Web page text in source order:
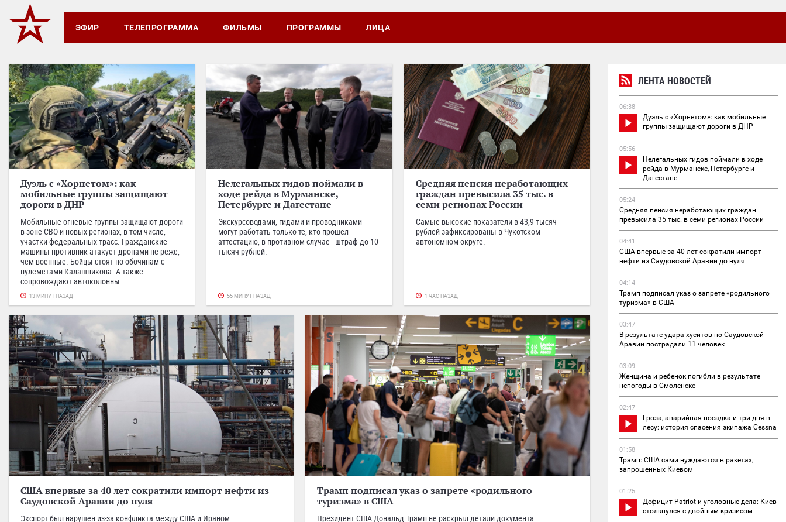
ЭФИР ТЕЛЕПРОГРАММА ФИЛЬМЫ ПРОГРАММЫ ЛИЦА
Дуэль с «Хорнетом»: как
мобильные группы защищают
дороги в ДНР
Мобильные огневые группы защищают дороги
в зоне СВО и новых регионах, в том числе,
участки федеральных трасс. Гражданские
машины противник атакует дронами не реже,
чем военные. Бойцы стоят по обочинам с
пулеметами Калашникова. А также -
сопровождают автоколонны.
13 МИНУТ НАЗАД
Нелегальных гидов поймали в
ходе рейда в Мурманске,
Петербурге и Дагестане
Экскурсоводами, гидами и проводниками
могут работать только те, кто прошел
аттестацию, в противном случае - штраф до 10
тысяч рублей.
55 МИНУТ НАЗАД
Средняя пенсия неработающих
граждан превысила 35 тыс. в
семи регионах России
Самые высокие показатели в 43,9 тысяч
рублей зафиксированы в Чукотском
автономном округе.
1 ЧАС НАЗАД
США впервые за 40 лет сократили импорт нефти из
Саудовской Аравии до нуля
Экспорт был нарушен из-за конфликта между США и Ираном.
Трамп подписал указ о запрете «родильного
туризма» в США
Президент США Дональд Трамп не раскрыл детали документа.
ЛЕНТА НОВОСТЕЙ
06:38
Дуэль с «Хорнетом»: как мобильные
группы защищают дороги в ДНР
05:56
Нелегальных гидов поймали в ходе
рейда в Мурманске, Петербурге и
Дагестане
05:24
Средняя пенсия неработающих граждан
превысила 35 тыс. в семи регионах России
04:41
США впервые за 40 лет сократили импорт
нефти из Саудовской Аравии до нуля
04:14
Трамп подписал указ о запрете «родильного
туризма» в США
03:47
В результате удара хуситов по Саудовской
Аравии пострадали 11 человек
03:09
Женщина и ребенок погибли в результате
непогоды в Смоленске
02:47
Гроза, аварийная посадка и три дня в
лесу: история спасения экипажа Cessna
01:58
Трамп: США сами нуждаются в ракетах,
запрошенных Киевом
01:25
Дефицит Patriot и уголовные дела: Киев
столкнулся с двойным кризисом